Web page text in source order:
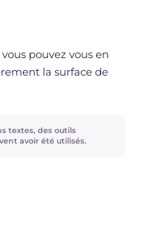
pouvez vous en
la surface de
textes, des outils
avoir été utilisés.